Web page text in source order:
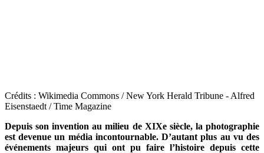
Crédits : Wikimedia Commons / New York Herald Tribune - Alfred
Eisenstaedt / Time Magazine
Depuis son invention au milieu de XIXe siècle, la photographie
est devenue un média incontournable. D’autant plus au vu des
événements majeurs qui ont pu faire l’histoire depuis cette